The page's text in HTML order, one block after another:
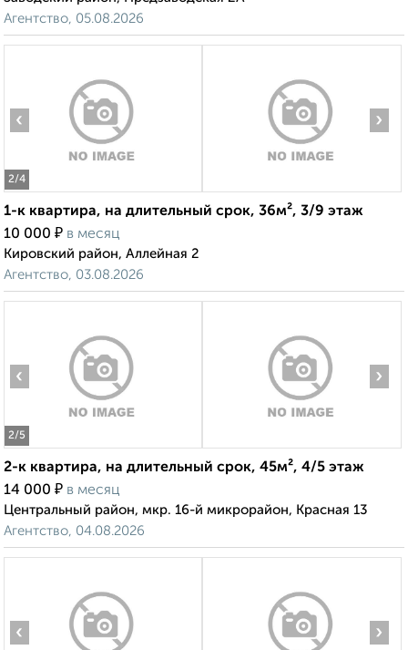
Агентство, 05.08.2026
2/4
‹ ›
1-к квартира, на длительный срок, 36м², 3/9 этаж
10 000 ₽ в месяц
Кировский район, Аллейная 2
Агентство, 03.08.2026
2/5
‹ ›
2-к квартира, на длительный срок, 45м², 4/5 этаж
14 000 ₽ в месяц
Центральный район, мкр. 16-й микрорайон, Красная 13
Агентство, 04.08.2026
‹ ›